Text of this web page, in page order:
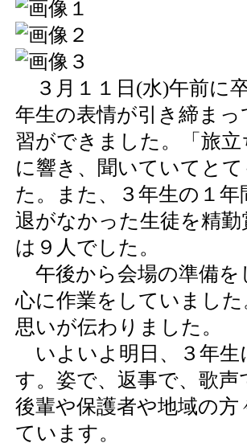
３月１１日(水)午前に
年生の表情が引き締ま
習ができました。「旅
に響き、聞いていてと
た。また、３年生の１
退がなかった生徒を精
は９人でした。
午後から会場の準備を
心に作業をしていまし
思いが伝わりました。
いよいよ明日、３年生
す。姿で、返事で、歌
後輩や保護者や地域の
ています。